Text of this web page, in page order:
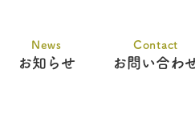
News
お知らせ
Contact
お問い合わ